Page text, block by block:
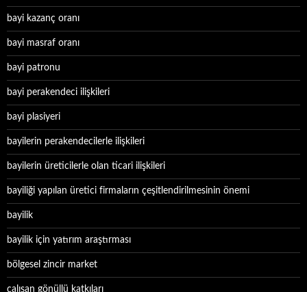
bayi kazanç oranı
bayi masraf oranı
bayi patronu
bayi perakendeci ilişkileri
bayi plasiyeri
bayilerin perakendecilerle ilişkileri
bayilerin üreticilerle olan ticari ilişkileri
bayiliği yapılan üretici firmaların çeşitlendirilmesinin önemi
bayilik
bayilik için yatırım araştırması
bölgesel zincir market
çalışan gönüllü katkıları